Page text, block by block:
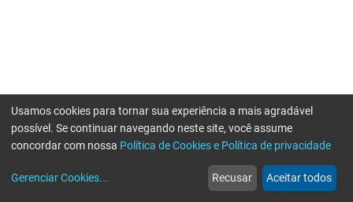
web
Notícias
more_horiz
Mais
Usamos cookies para tornar sua experiência a mais agradável
possível. Se continuar navegando neste site, você assume
concordar com nossa Política de Cookies e Política de privacidade
Gerenciar Cookies... Recusar Aceitar todos
Erro ao enviar informações, por favor tente novamente